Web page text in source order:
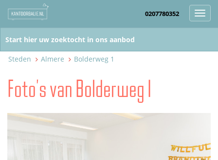
0207780352
Steden Almere Bolderweg 1
Foto's van Bolderweg 1